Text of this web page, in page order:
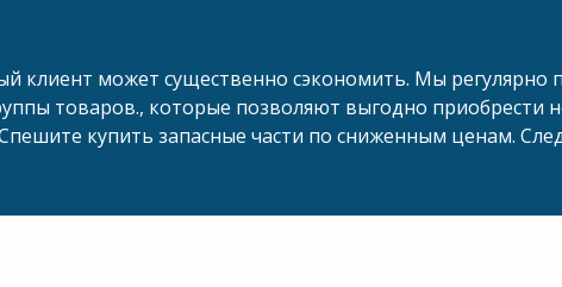
клиент может существенно сэкономить. Мы
товаров., которые позволяют выгодно приобрести
купить запасные части по сниженным ценам.